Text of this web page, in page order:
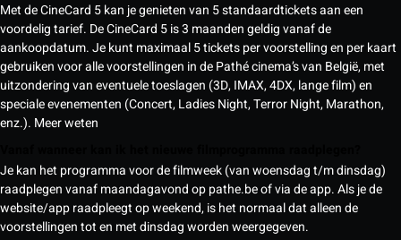
Met de CineCard 5 kan je genieten van 5 standaardtickets aan een
voordelig tarief. De CineCard 5 is 3 maanden geldig vanaf de
aankoopdatum. Je kunt maximaal 5 tickets per voorstelling en per kaart
gebruiken voor alle voorstellingen in de Pathé cinema’s van België, met
uitzondering van eventuele toeslagen (3D, IMAX, 4DX, lange film) en
speciale evenementen (Concert, Ladies Night, Terror Night, Marathon,
enz.). Meer weten
Je kan het programma voor de filmweek (van woensdag t/m dinsdag)
raadplegen vanaf maandagavond op pathe.be of via de app. Als je de
website/app raadpleegt op weekend, is het normaal dat alleen de
voorstellingen tot en met dinsdag worden weergegeven.